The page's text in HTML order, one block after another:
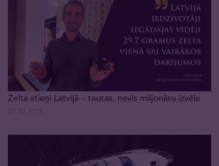
Zelta stieņi Latvijā – tautas, nevis miljonāru izvēle